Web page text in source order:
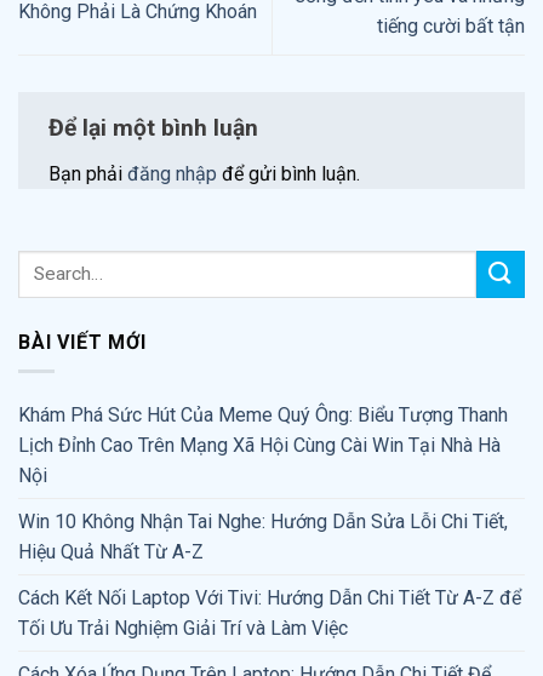
Không Phải Là Chứng Khoán
tiếng cười bất tận
Để lại một bình luận
Bạn phải đăng nhập để gửi bình luận.
BÀI VIẾT MỚI
Khám Phá Sức Hút Của Meme Quý Ông: Biểu Tượng Thanh
Lịch Đỉnh Cao Trên Mạng Xã Hội Cùng Cài Win Tại Nhà Hà
Nội
Win 10 Không Nhận Tai Nghe: Hướng Dẫn Sửa Lỗi Chi Tiết,
Hiệu Quả Nhất Từ A-Z
Cách Kết Nối Laptop Với Tivi: Hướng Dẫn Chi Tiết Từ A-Z để
Tối Ưu Trải Nghiệm Giải Trí và Làm Việc